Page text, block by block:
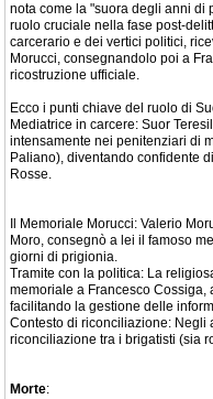
nota come la "suora degli anni di
ruolo cruciale nella fase post-
carcerario e dei vertici politici,
Morucci, consegnandolo poi a
ricostruzione ufficiale.
Ecco i punti chiave del ruolo di
Mediatrice in carcere: Suor
intensamente nei penitenziari di
Paliano), diventando confidente
Rosse.
Il Memoriale Morucci: Valerio
Moro, consegnò a lei il famoso
giorni di prigionia.
Tramite con la politica: La
memoriale a Francesco
facilitando la gestione delle
Contesto di riconciliazione: Negli
riconciliazione tra i brigatisti (sia
Morte: